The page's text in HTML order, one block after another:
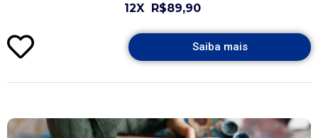
12X R$89,90
Saiba mais